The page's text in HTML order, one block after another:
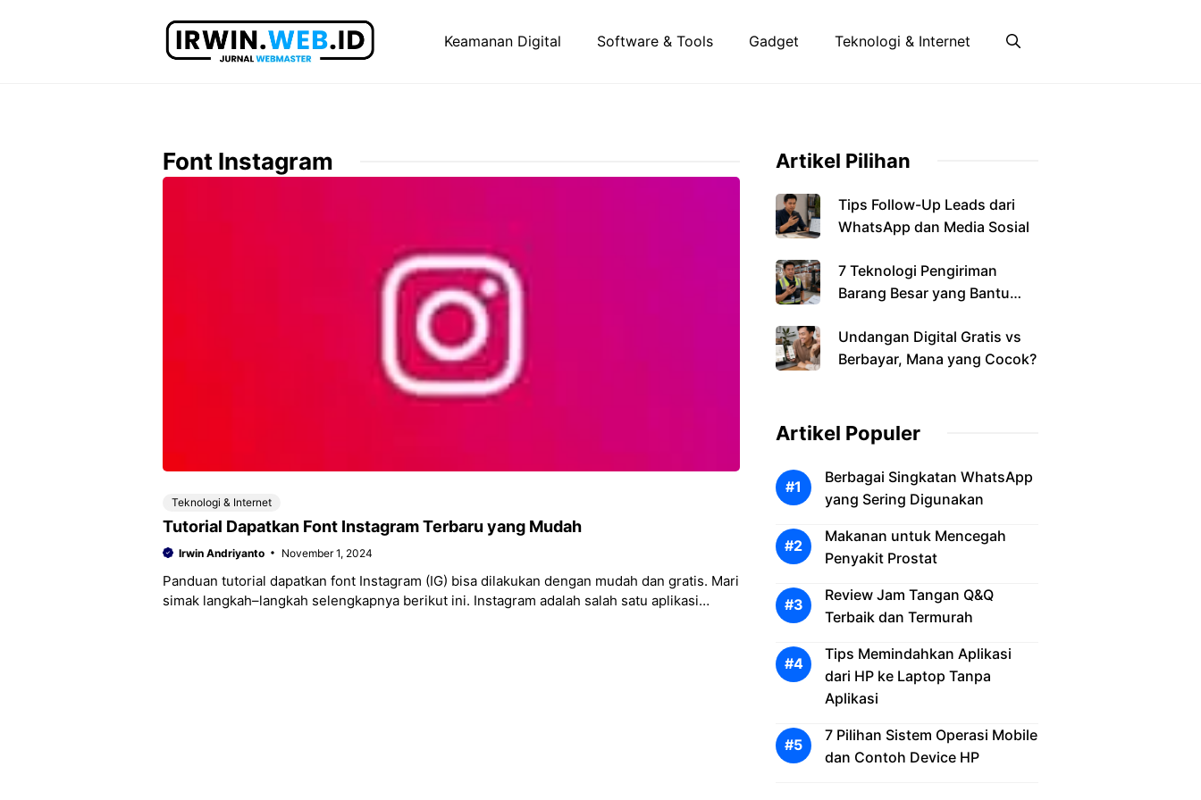
Keamanan Digital Software & Tools Gadget Teknologi & Internet
Font Instagram
Teknologi & Internet
Tutorial Dapatkan Font Instagram Terbaru yang Mudah
Irwin Andriyanto November 1, 2024
Panduan tutorial dapatkan font Instagram (IG) bisa dilakukan dengan mudah dan gratis. Mari
simak langkah–langkah selengkapnya berikut ini. Instagram adalah salah satu aplikasi
Artikel Pilihan
Tips Follow-Up Leads dari
WhatsApp dan Media Sosial
7 Teknologi Pengiriman
Barang Besar yang Bantu
Undangan Digital Gratis vs
Berbayar, Mana yang Cocok?
Artikel Populer
Berbagai Singkatan WhatsApp
yang Sering Digunakan
Makanan untuk Mencegah
Penyakit Prostat
Review Jam Tangan Q&Q
Terbaik dan Termurah
Tips Memindahkan Aplikasi
dari HP ke Laptop Tanpa
Aplikasi
7 Pilihan Sistem Operasi Mobile
dan Contoh Device HP